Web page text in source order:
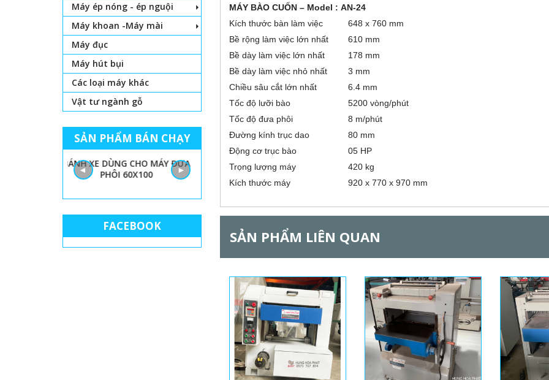
o
o
n
a
l
G
b
o
ạ
đ
ộ
g
MÁY BÀO CUỐN – Model : AN-24
Kích thước bàn làm việc 648 x 760 mm
Bề rộng làm việc lớn nhất610 mm
Bề dày làm việc lớn nhất
178 mm
Bề dày làm việc nhỏ nhất
3 mm
Chiều sâu cắt lớn nhất
6.4 mm
Tốc độ lưỡi bào
5200 vòng/phút
Tốc độ đưa phôi
8 m/phút
Đường kính trục dao
80 mm
Động cơ trục bào
05 HP
Trọng lượng máy
420 kg
Kích thước máy
920 x 770 x 970 mm
SẢN PHẨM LIÊN QUAN
Máy ép nóng - ép nguội
Máy khoan -Máy mài
Máy đục
Máy hút bụi
Các loại máy khác
Vật tư ngành gỗ
SẢN PHẨM BÁN CHẠY
BÁNH XE DÙNG CHO MÁY ĐƯA
PHÔI 60X100
GIẤY NHÁM MÁY CHÀ NHÁM
THÙNG
◄ ►
FACEBOOK